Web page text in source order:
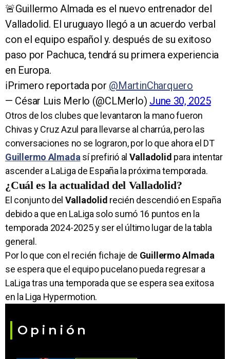
🚨Guillermo Almada es el nuevo entrenador del
Valladolid. El uruguayo llegó a un acuerdo verbal
con el equipo español y. después de su exitoso
paso por Pachuca, tendrá su primera experiencia
en Europa.
ℹ️Primero reportada por @MartinCharquero
— César Luis Merlo (@CLMerlo) June 30, 2025
Otros de los clubes que levantaron la mano fueron
Chivas y Cruz Azul para llevarse al charrúa, pero las
conversaciones no se lograron, por lo que ahora el DT
Guillermo Almadasí prefirió al Valladolid para intentar
ascender a LaLiga de España la próxima temporada.
¿Cuál es la actualidad del Valladolid?
El conjunto del Valladolid recién descendió en España
debido a que en LaLiga solo sumó 16 puntos en la
temporada 2024-2025 y ser el último lugar de la tabla
general.
Por lo que con el recién fichaje de Guillermo Almada
se espera que el equipo pucelano pueda regresar a
LaLiga tras una temporada que se espera sea exitosa
en la Liga Hypermotion.
Opinión